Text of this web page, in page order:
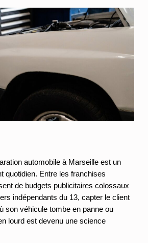
automobile à Marseille est un
quotidien. Entre les franchises
de budgets publicitaires colossaux
indépendants du 13, capter le client
son véhicule tombe en panne ou
lourd est devenu une science